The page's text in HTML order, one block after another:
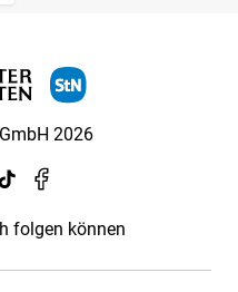
2026
folgen können